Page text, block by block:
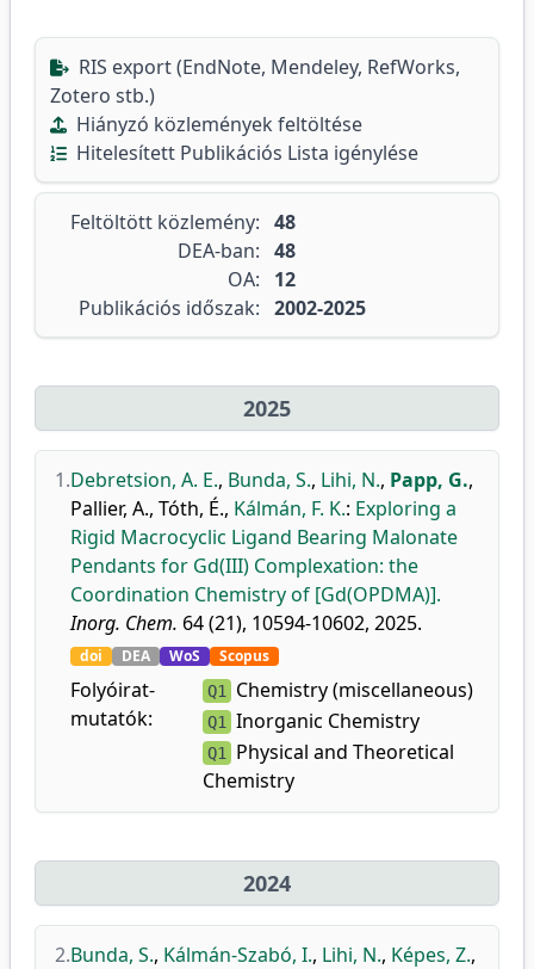
RIS export (EndNote, Mendeley, RefWorks,
Zotero stb.)
Hiányzó közlemények feltöltése
Hitelesített Publikációs Lista igénylése
Feltöltött közlemény: 48
DEA-ban: 48
OA:
12
Publikációs időszak: 2002-2025
2025
1.Debretsion, A. E., Bunda, S., Lihi, N., Papp, G.,
Pallier, A., Tóth, É., Kálmán, F. K.: Exploring a
Rigid Macrocyclic Ligand Bearing Malonate
Pendants for Gd(III) Complexation: the
Coordination Chemistry of [Gd(OPDMA)].
Inorg. Chem. 64 (21), 10594-10602, 2025.
doi DEA WoS Scopus
Folyóirat-
mutatók:
Q1 Chemistry (miscellaneous)
Q1 Inorganic Chemistry
Q1
Physical and Theoretical
Chemistry
2024
2.Bunda, S., Kálmán-Szabó, I., Lihi, N., Képes, Z.,